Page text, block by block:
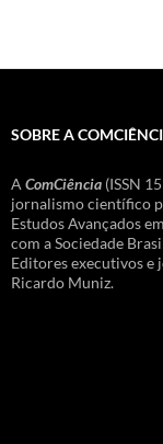
SOBRE A
A ComCiência (ISSN
jornalismo científico
Estudos Avançados
com a Sociedade
Editores executivos e
Ricardo Muniz.